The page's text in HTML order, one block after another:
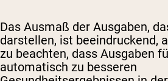
Das Ausmaß der Ausgaben,
darstellen, ist beeindruckend,
zu beachten, dass Ausgaben
automatisch zu besseren